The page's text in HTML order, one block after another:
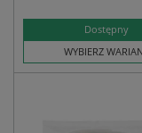
Dostępny
WYBIERZ